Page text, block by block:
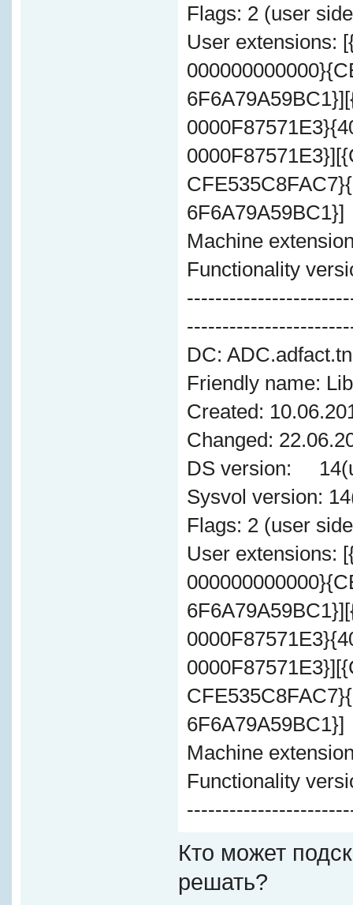
Flags: 2 (user
User extensions:
6F6A79A59BC1}]
Machine
Functionality
DC:
Friendly name:
Created:
Changed:
DS version:
Sysvol version:
Flags: 2 (user
User extensions:
6F6A79A59BC1}]
Machine
Functionality
Кто может
решать?